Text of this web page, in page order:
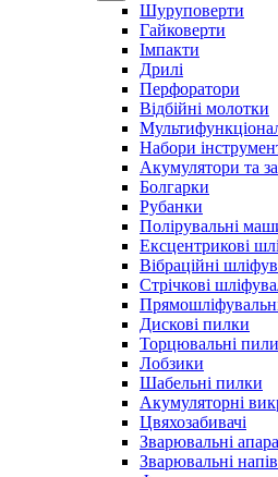
Шуруповерти
Гайковерти
Імпакти
Дрилі
Перфоратори
Відбійні молотки
Набори
Акумулятори та
Болгарки
Рубанки
Полірувальні
Ексцентрикові
Вібраційні
Стрічкові
Дискові пилки
Торцювальні пили
Лобзики
Шабельні пилки
Акумуляторні
Цвяхозабивачі
Зварювальні
Зварювальні